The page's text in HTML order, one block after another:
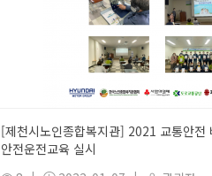
[제천시노인종합복지관] 2021 교통안전
안전운전교육 실시